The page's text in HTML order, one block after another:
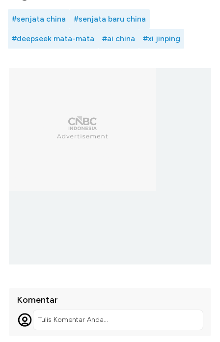
#senjata china #senjata baru china
#deepseek mata-mata #ai china #xi jinping
Komentar
Tulis Komentar Anda...